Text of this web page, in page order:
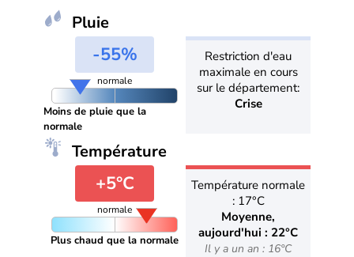
Pluie
-55%
normale
Moins de pluie que la
normale
Restriction d'eau
maximale en cours
sur le département:
Crise
Température
+5°C
normale
Plus chaud que la normale
Température normale
: 17°C
Moyenne,
aujourd'hui : 22°C
Il y a un an : 16°C